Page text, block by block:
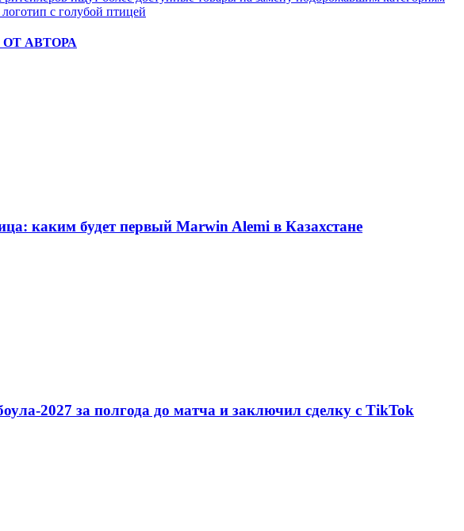
с голубой птицей
АВТОРА
каким будет первый Marwin Alemi в Казахстане
2027 за полгода до матча и заключил сделку с TikTok